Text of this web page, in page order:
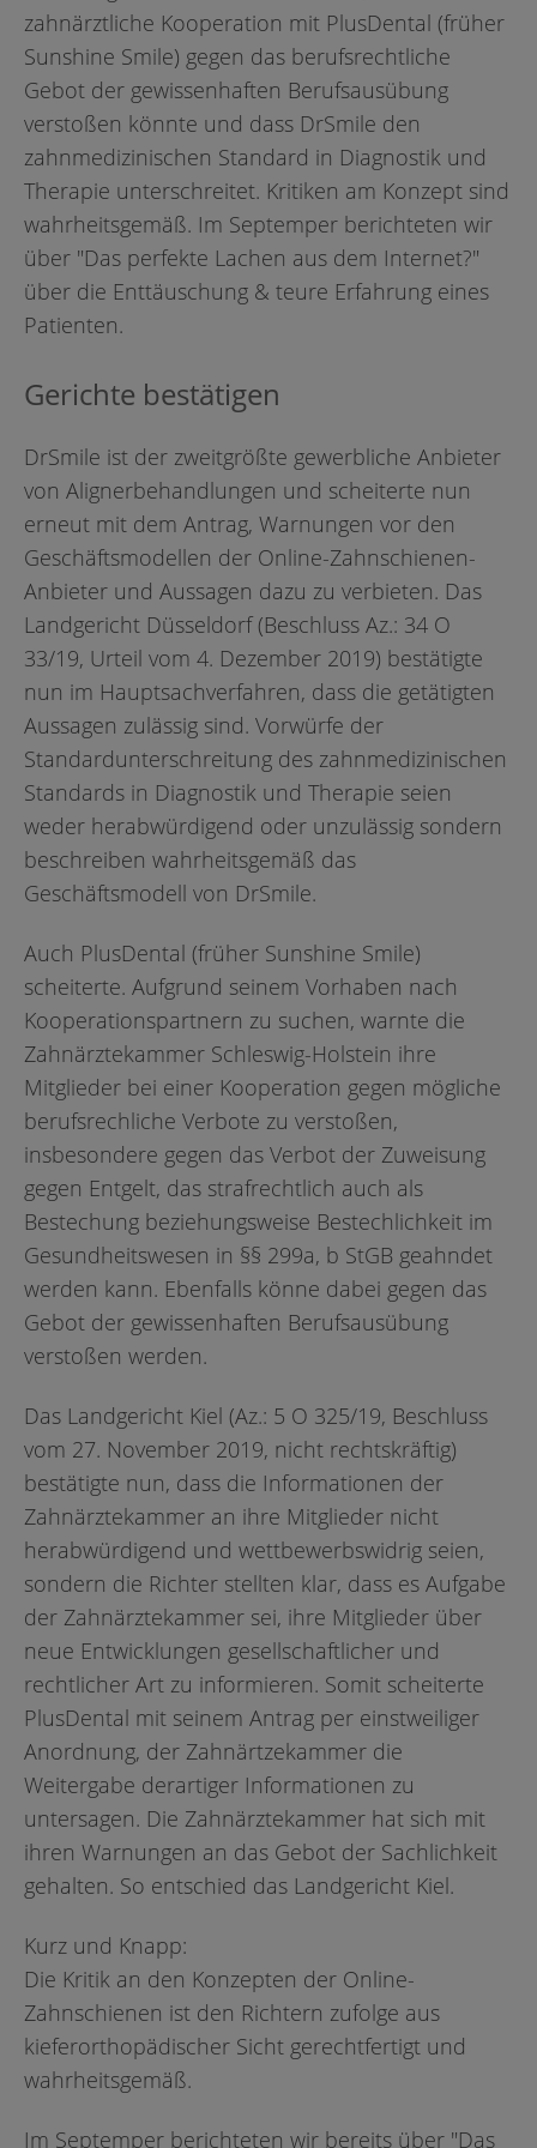
zahnärztliche Kooperation mit PlusDental (früher
Sunshine Smile) gegen das berufsrechtliche
Gebot der gewissenhaften Berufsausübung
verstoßen könnte und dass DrSmile den
zahnmedizinischen Standard in Diagnostik und
Therapie unterschreitet. Kritiken am Konzept sind
wahrheitsgemäß. Im Septemper berichteten wir
über "Das perfekte Lachen aus dem Internet?"
über die Ent­täuschung & teure Erfahrung eines
Patienten.
Gerichte bestätigen
DrSmile ist der zweitgrößte gewerbliche Anbieter
von Alignerbehandlungen und scheiterte nun
erneut mit dem Antrag, Warnungen vor den
Geschäftsmodellen der Online-Zahnschienen-
Anbieter und Aussagen dazu zu verbieten. Das
Landgericht Düsseldorf (Beschluss Az.: 34 O
33/19, Urteil vom 4. Dezember 2019) bestätigte
nun im Hauptsachverfahren, dass die getätigten
Aussagen zulässig sind. Vorwürfe der
Standardunterschreitung des zahnmedizinischen
Standards in Diagnostik und Therapie seien
weder herabwürdigend oder unzulässig sondern
beschreiben wahrheitsgemäß das
Geschäftsmodell von DrSmile.
Auch PlusDental (früher Sunshine Smile)
scheiterte. Aufgrund seinem Vorhaben nach
Kooperationspartnern zu suchen, warnte die
Zahnärztekammer Schleswig-Holstein ihre
Mitglieder bei einer Kooperation gegen mögliche
berufsrechliche Verbote zu verstoßen,
insbesondere gegen das Verbot der Zuweisung
gegen Entgelt, das strafrechtlich auch als
Bestechung beziehungsweise Bestechlichkeit im
Gesundheitswesen in §§ 299a, b StGB geahndet
werden kann. Ebenfalls könne dabei gegen das
Gebot der gewissenhaften Berufsausübung
verstoßen werden.
Das Landgericht Kiel (Az.: 5 O 325/19, Beschluss
vom 27. November 2019, nicht rechtskräftig)
bestätigte nun, dass die Informationen der
Zahnärztekammer an ihre Mitglieder nicht
herabwürdigend und wettbewerbswidrig seien,
sondern die Richter stellten klar, dass es Aufgabe
der Zahnärztekammer sei, ihre Mitglieder über
neue Entwicklungen gesellschaftlicher und
rechtlicher Art zu informieren. Somit scheiterte
PlusDental mit seinem Antrag per einstweiliger
Anordnung, der Zahnärtzekammer die
Weitergabe derartiger Informationen zu
untersagen. Die Zahnärztekammer hat sich mit
ihren Warnungen an das Gebot der Sachlichkeit
gehalten. So entschied das Landgericht Kiel.
Kurz und Knapp:
Die Kritik an den Konzepten der Online-
Zahnschienen ist den Richtern zufolge aus
kieferorthopädischer Sicht gerechtfertigt und
wahrheitsgemäß.
Im Septemper berichteten wir bereits über "Das